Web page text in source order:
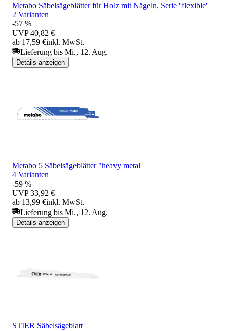
Metabo Säbelsägeblätter für Holz mit Nägeln, Serie ''flexible''
2 Varianten
-57 %
UVP 40,82 €
ab 17,59 €inkl. MwSt.
Lieferung bis Mi., 12. Aug.
Details anzeigen
Metabo 5 Säbelsägeblätter "heavy metal
4 Varianten
-59 %
UVP 33,92 €
ab 13,99 €inkl. MwSt.
Lieferung bis Mi., 12. Aug.
Details anzeigen
STIER Säbelsägeblatt